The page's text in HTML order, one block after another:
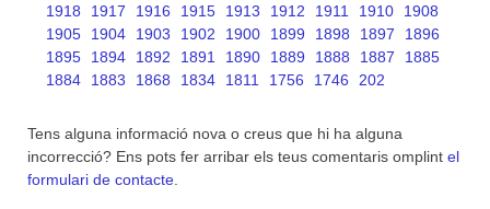
1918
1917 1916 1915 1913 1912 1911 1910
1908
1905
1904 1903 1902 1900 1899 1898 1897
1896
1895
1894 1892 1891 1890 1889 1888 1887
1885
1884
1883 1868 1834 1811 1756 1746 202
Tens alguna informació nova o creus que hi ha alguna
incorrecció? Ens pots fer arribar els teus comentaris omplint el
formulari de contacte